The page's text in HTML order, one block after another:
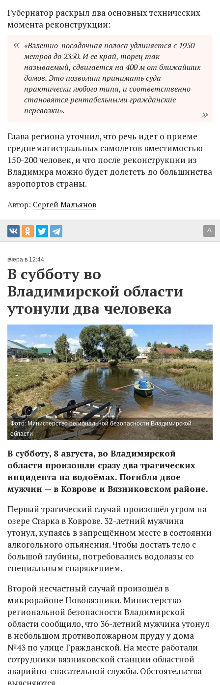
Губернатор раскрыл два основных технических
момента реконструкции:
«Взлетно-посадочная полоса удлиняется с 1950
метров до 2350. И ее край, торец так
называемый, сдвигается на 400 м от ближайших
домов. Это позволит принимать суда
практически любого типа, и соответственно
становятся рентабельными гражданские
перевозки».
Глава региона уточнил, что речь идет о приеме
среднемагистральных самолетов вместимостью
150-200 человек, и что после реконструкции из
Владимира можно будет долететь до большинства
аэропортов страны.
Автор: Сергей Мальянов
^
вчера в 12:44
В субботу во
Владимирской области
утонули два человека
Фото: Министерство региональной безопасности Владимирской
области
В субботу, 8 августа, во Владимирской
области произошли сразу два трагических
инцидента на водоёмах. Погибли двое
мужчин — в Коврове и Вязниковском районе.
Первый трагический случай произошёл утром на
озере Старка в Коврове. 32-летний мужчина
утонул, купаясь в запрещённом месте в состоянии
алкогольного опьянения. Чтобы достать тело с
большой глубины, потребовались водолазы со
специальным снаряжением.
Второй несчастный случай произошёл в
микрорайоне Нововязники. Министерство
региональной безопасности Владимирской
области сообщило, что 36-летний мужчина утонул
в небольшом противопожарном пруду у дома
№43 по улице Гражданской. На месте работали
сотрудники вязниковской станции областной
аварийно-спасательной службы. Обстоятельства
выясняются.